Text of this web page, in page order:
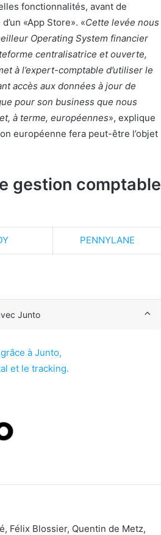
fonctionnalités, avant de
«App Store». «Cette levée nous
Operating System financier
centralisatrice et ouverte,
à l’expert-comptable d’utiliser le
accès aux données à jour de
pour son business que nous
à terme, européennes», explique
européenne fera peut-être l’objet
gestion comptable
PENNYLANE
Junto
à Junto,
et le tracking.
Félix Blossier, Quentin de Metz,